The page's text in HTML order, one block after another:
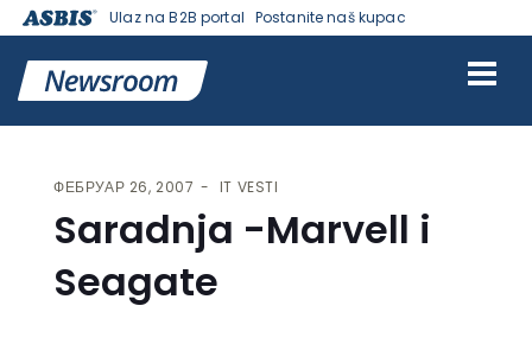
Ulaz na B2B portal Postanite naš kupac
ФЕБРУАР 26, 2007 IT VESTI
Saradnja -Marvell i
Seagate